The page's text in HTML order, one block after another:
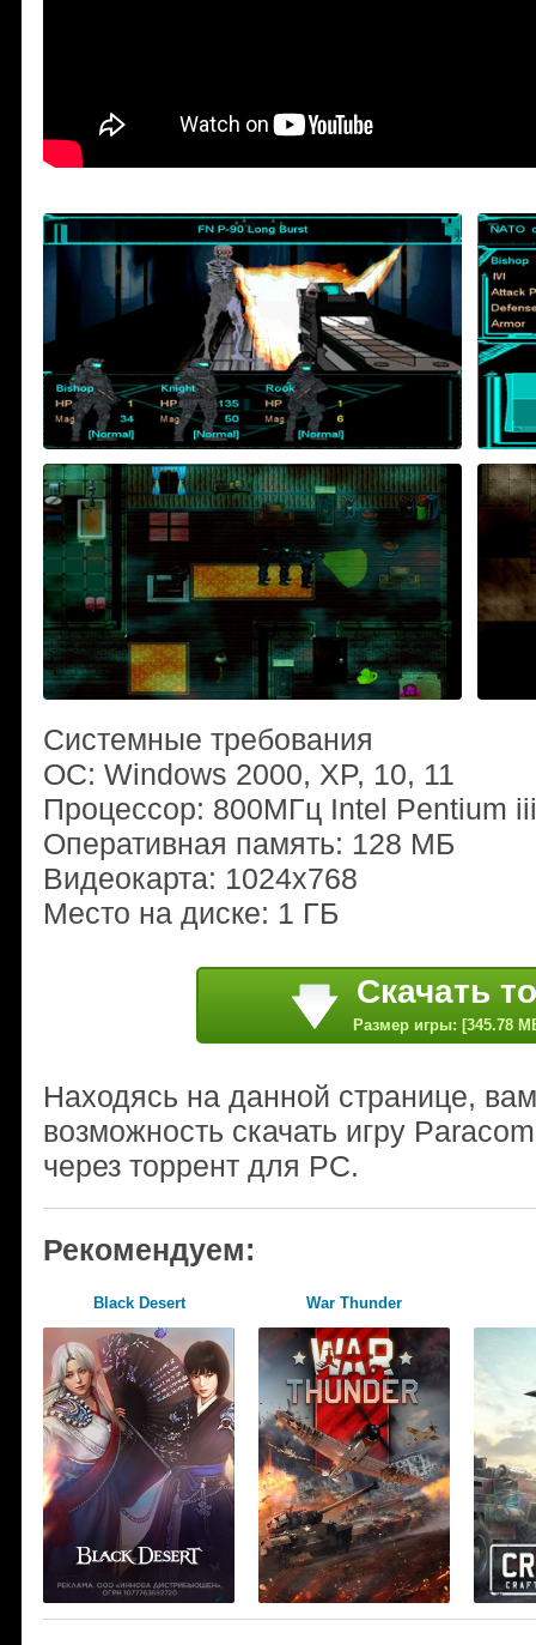
Системные требования
ОС: Windows 2000, XP, 10, 11
Процессор: 800МГц Intel Pentium iii
Оперативная память: 128 МБ
Видеокарта: 1024x768
Место на диске: 1 ГБ
Скачать
Размер игры: [345.78
Находясь на данной странице,
возможность скачать игру
через торрент для PC.
Рекомендуем:
Black Desert War Thunder